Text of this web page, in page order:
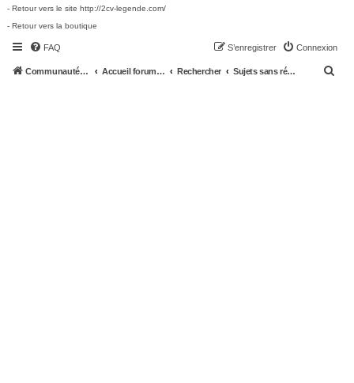
- Retour vers le site http://2cv-legende.com/
- Retour vers la boutique
FAQ Connexion
S’enregistrer
Communauté 2cv-legende.com Accueil forum 2cv-legende.com Rechercher Sujets sans réponse